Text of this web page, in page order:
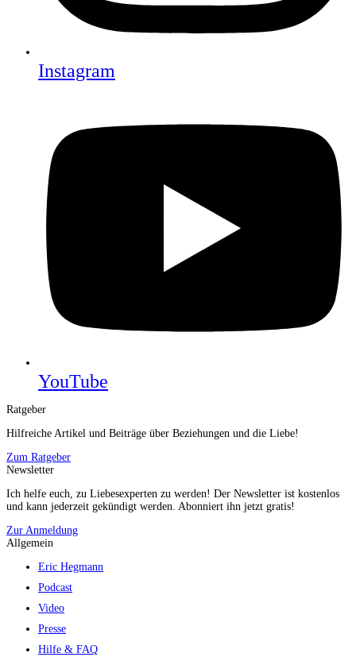
Instagram
YouTube
Ratgeber
Hilfreiche Artikel und Beiträge über Beziehungen und die Liebe!
Zum Ratgeber
Newsletter
Ich helfe euch, zu Liebesexperten zu werden! Der Newsletter ist kostenlos
und kann jederzeit gekündigt werden. Abonniert ihn jetzt gratis!
Zur Anmeldung
Allgemein
Eric Hegmann
Podcast
Video
Presse
Hilfe & FAQ